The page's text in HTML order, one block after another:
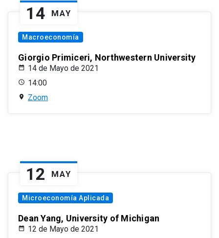
14 MAY
Macroeconomía
Giorgio Primiceri, Northwestern University
14 de Mayo de 2021
14:00
Zoom
12 MAY
Microeconomía Aplicada
Dean Yang, University of Michigan
12 de Mayo de 2021